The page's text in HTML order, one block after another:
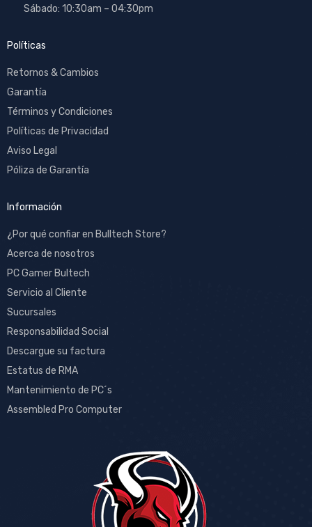
Sábado: 10:30am – 04:30pm
Políticas
Retornos & Cambios
Garantía
Términos y Condiciones
Políticas de Privacidad
Aviso Legal
Póliza de Garantía
Información
¿Por qué confiar en Bulltech Store?
Acerca de nosotros
PC Gamer Bultech
Servicio al Cliente
Sucursales
Responsabilidad Social
Descargue su factura
Estatus de RMA
Mantenimiento de PC´s
Assembled Pro Computer